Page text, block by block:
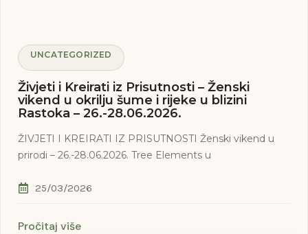
UNCATEGORIZED
Živjeti i Kreirati iz Prisutnosti – Ženski
vikend u okrilju šume i rijeke u blizini
Rastoka – 26.-28.06.2026.
ŽIVJETI I KREIRATI IZ PRISUTNOSTI Ženski vikend u
prirodi – 26.-28.06.2026. Tree Elements u
25/03/2026
Pročitaj više